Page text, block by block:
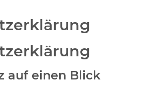
auf einen Blick